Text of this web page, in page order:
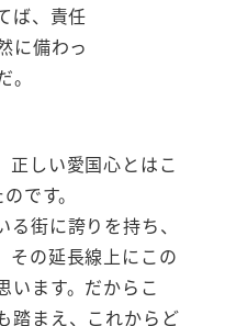
ば、責任
に備わっ
正しい愛国心とはこ
です。
街に誇りを持ち、
その延長線上にこの
います。だからこ
踏まえ、これからど